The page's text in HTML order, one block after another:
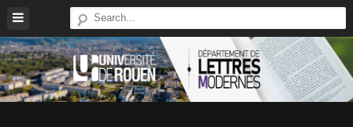
content